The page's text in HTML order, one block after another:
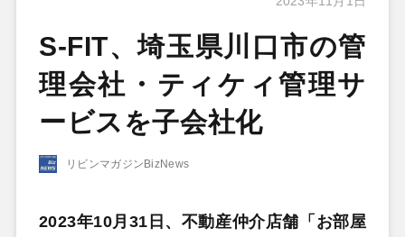
S-FIT、埼玉県川口市の管
理会社・ティケィ管理サ
ービスを子会社化
リビンマガジンBizNews
2023年10月31日、不動産仲介店舗「お部屋